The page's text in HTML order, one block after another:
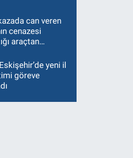
can veren
cenazesi
araçtan
yeni il
göreve